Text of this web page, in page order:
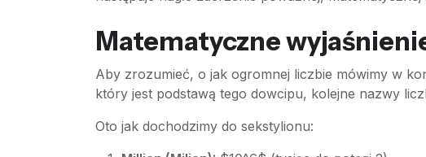
Matematyczne
Aby zrozumieć, o jak ogromnej liczbie mówimy w
który jest podstawą tego dowcipu, kolejne nazwy
Oto jak dochodzimy do sekstylionu: